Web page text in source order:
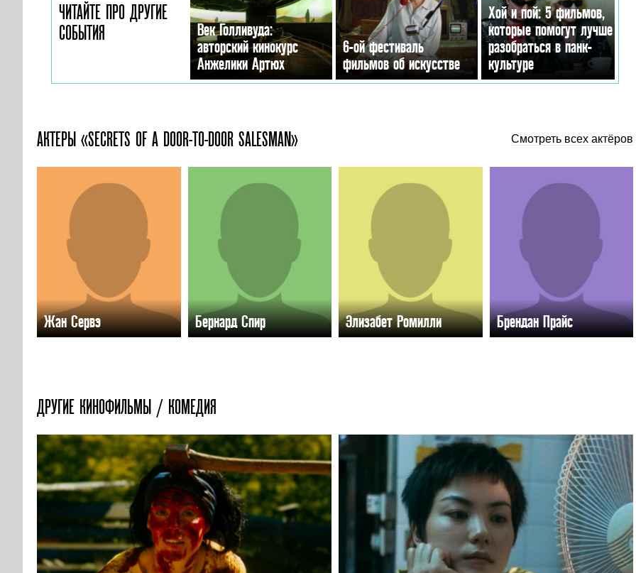
ЧИТАЙТЕ ПРО ДРУГИЕ
СОБЫТИЯ
Век Голливуда:
авторский кинокурс
Анжелики Артюх
6-ой фестиваль
фильмов об искусстве
Хой и пой: 5 фильмов,
которые помогут лучше
разобраться в панк-
культуре
АКТЕРЫ «SECRETS OF A DOOR-TO-DOOR SALESMAN» Смотреть всех актёров
Жан Сервэ Бернард Спир Элизабет Ромилли Брендан Прайс
ДРУГИЕ КИНОФИЛЬМЫ / КОМЕДИЯ